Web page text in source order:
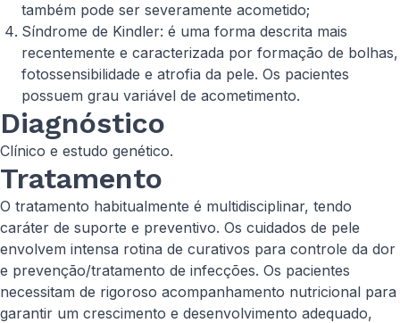
também pode ser severamente acometido;
Síndrome de Kindler: é uma forma descrita mais
recentemente e caracterizada por formação de bolhas,
fotossensibilidade e atrofia da pele. Os pacientes
possuem grau variável de acometimento.
Diagnóstico
Clínico e estudo genético.
Tratamento
O tratamento habitualmente é multidisciplinar, tendo
caráter de suporte e preventivo. Os cuidados de pele
envolvem intensa rotina de curativos para controle da dor
e prevenção/tratamento de infecções. Os pacientes
necessitam de rigoroso acompanhamento nutricional para
garantir um crescimento e desenvolvimento adequado,